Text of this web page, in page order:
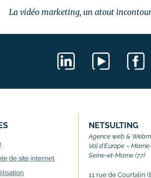
La vidéo marketing, un atout
de site internet
NETSULTING
Agence web &
Val d’Europe –
Seine-et-Marne (77)
11 rue de Courtalin